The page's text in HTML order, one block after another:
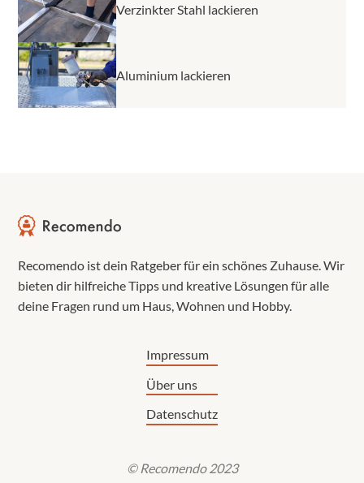
Verzinkter Stahl lackieren
Aluminium lackieren
Recomendo ist dein Ratgeber für ein schönes Zuhause. Wir
bieten dir hilfreiche Tipps und kreative Lösungen für alle
deine Fragen rund um Haus, Wohnen und Hobby.
© Recomendo 2023
Impressum
Über uns
Datenschutz